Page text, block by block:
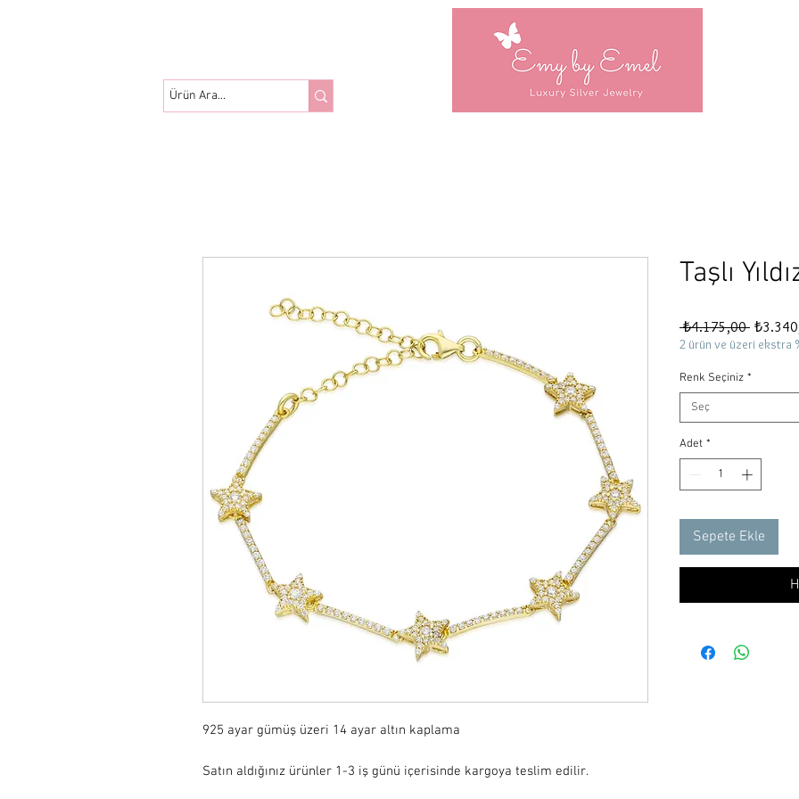
925 ayar gümüş üzeri 14 ayar altın kaplama
Satın aldığınız ürünler 1-3 iş günü içerisinde kargoya teslim edilir.
Taşlı
₺4.175,00 Normal
Fiyat
2 ürün ve üzeri ekstra
Renk Seçiniz *
Seç
Adet *
Sepete Ekle